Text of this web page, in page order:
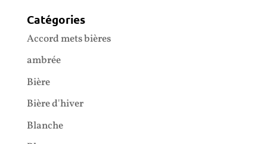
Catégories
Accord mets bières
ambrée
Bière
Bière d'hiver
Blanche